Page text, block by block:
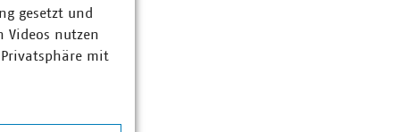
(EEG 2027) und
Fortschritte bei
gesetzt und
Videos nutzen
mit